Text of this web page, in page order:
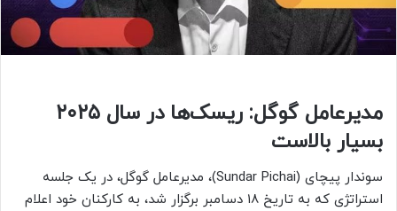
مدیرعامل گوگل: ریسک‌ها در سال ۲۰۲۵
بسیار بالاست
سوندار پیچای (Sundar Pichai)، مدیرعامل گوگل، در یک جلسه
استراتژی که به تاریخ ۱۸ دسامبر برگزار شد، به کارکنان خود اعلام